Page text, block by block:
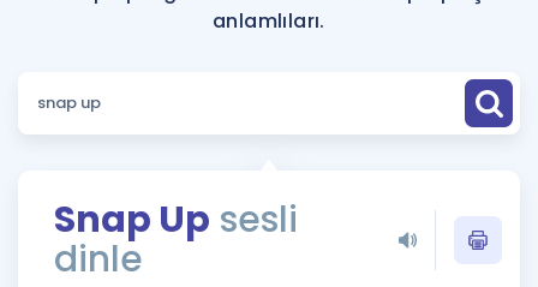
Sözlük
Rehberlik Aracı
ÖSYM Sınav Takvimi
Hakkımızda
anlamlıları.
Snap Up sesli
dinle